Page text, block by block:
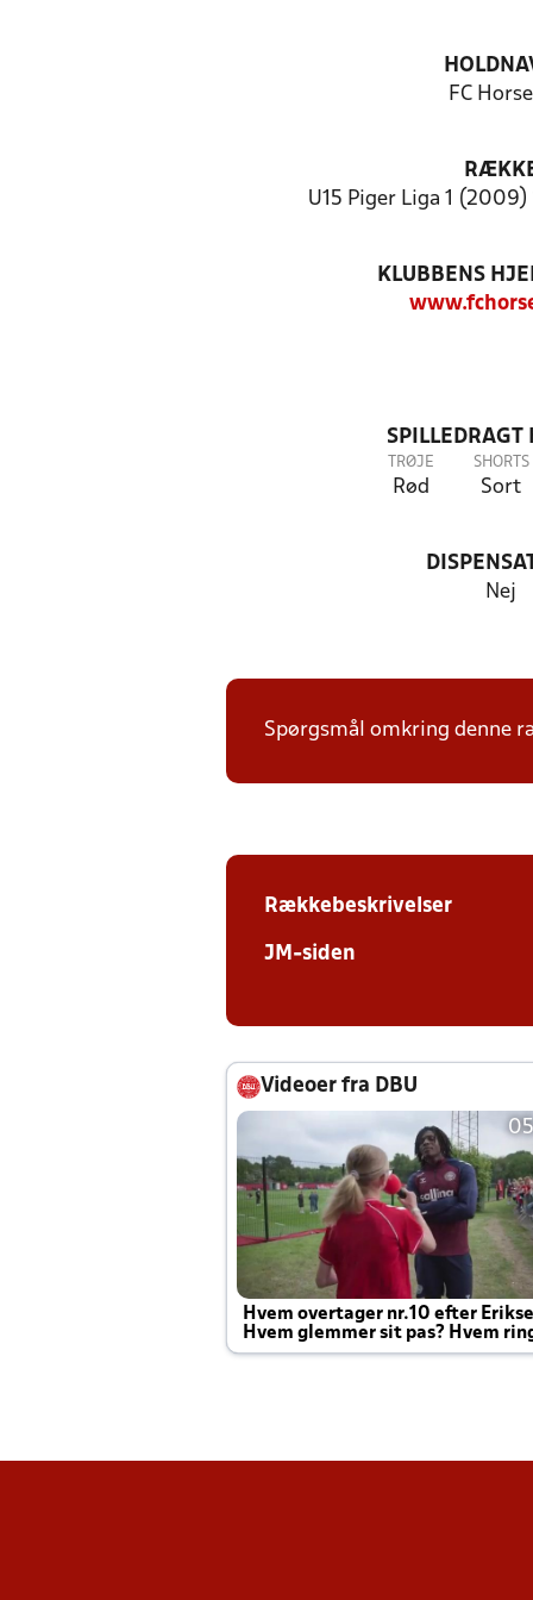
FC
U15 Piger Liga 1
KLUBBENS
SPILLEDRAGT
TRØJE
Rød
SHORTS
Sort
Nej
Spørgsmål omkring denne
Rækkebeskrivelser
JM-siden
Videoer fra DBU
Hvem overtager nr.10 efter
Hvem glemmer sit pas? Hvem
Joachim altid til efter kampe?